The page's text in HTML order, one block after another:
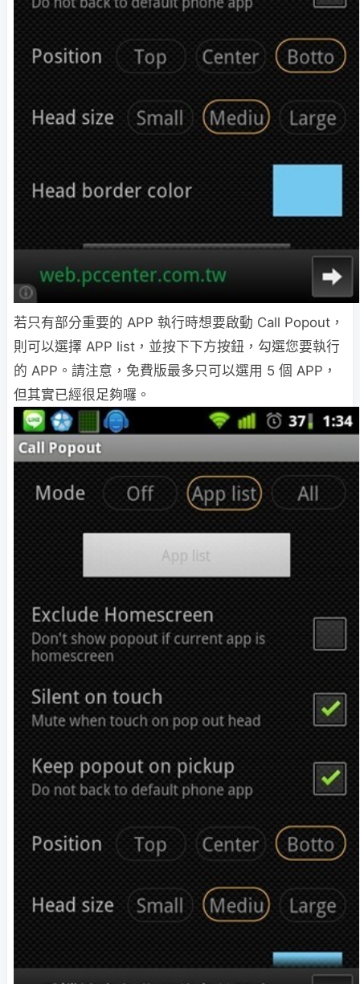
若只有部分重要的 APP 執行時想要啟動 Call Popout，
則可以選擇 APP list，並按下下方按鈕，勾選您要執行
的 APP。請注意，免費版最多只可以選用 5 個 APP，
但其實已經很足夠囉。